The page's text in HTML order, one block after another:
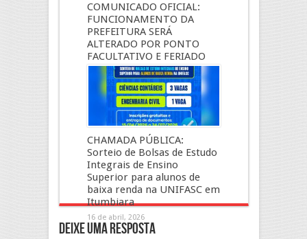
COMUNICADO OFICIAL:
FUNCIONAMENTO DA
PREFEITURA SERÁ
ALTERADO POR PONTO
FACULTATIVO E FERIADO
17 de abril, 2026
CHAMADA PÚBLICA:
Sorteio de Bolsas de Estudo
Integrais de Ensino
Superior para alunos de
baixa renda na UNIFASC em
Itumbiara
16 de abril, 2026
Deixe uma resposta